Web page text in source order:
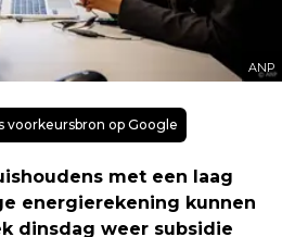
ANP
voorkeursbron op Google
met een laag
energierekening kunnen
dinsdag weer subsidie